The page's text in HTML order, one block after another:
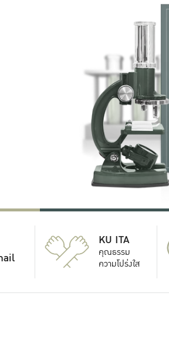
KU ITA
คุณธรรม
ความโปร่งใส